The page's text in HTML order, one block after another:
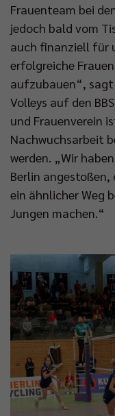
Frauenteam bei
jedoch bald vom
auch finanziell für
erfolgreiche
aufzubauen“, sagt
Volleys auf den
und Frauenverein
Nachwuchsarbeit
werden. „Wir
Berlin
ein ähnlicher Weg
Jungen machen.“